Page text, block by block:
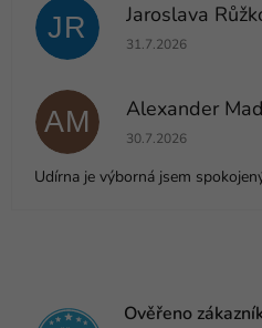
JR Jaroslava
Hodnocení obchodu
31.7.2026
AM Alexander
Hodnocení obchodu
30.7.2026
Udírna je výborná jsem
Ověřeno